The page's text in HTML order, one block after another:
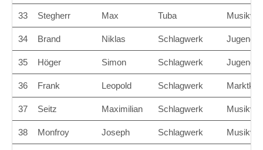
33 Stegherr Max Tuba
34 Brand Niklas Schlagwerk
35 Höger Simon Schlagwerk
36 Frank Leopold Schlagwerk
37 Seitz Maximilian Schlagwerk
38 Monfroy Joseph Schlagwerk